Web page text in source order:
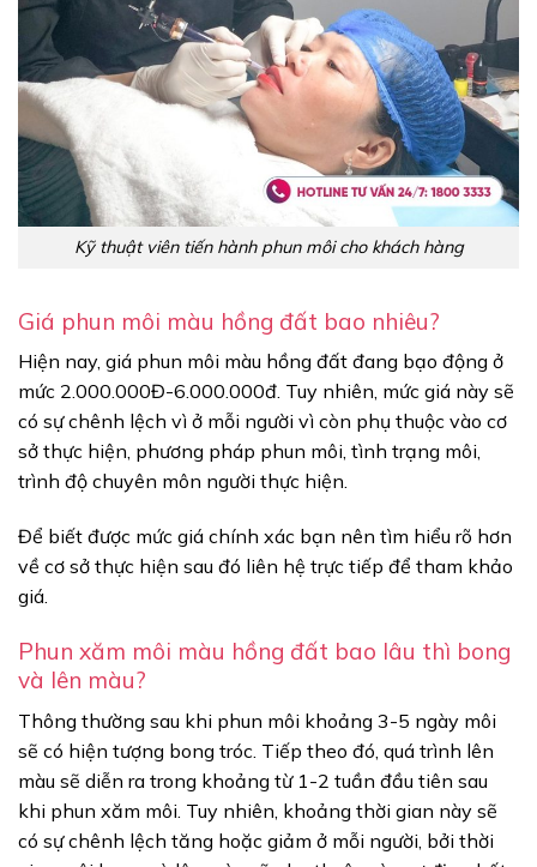
Kỹ thuật viên tiến hành phun môi cho khách hàng
Giá phun môi màu hồng đất bao nhiêu?
Hiện nay, giá phun môi màu hồng đất đang bạo động ở
mức 2.000.000Đ-6.000.000đ. Tuy nhiên, mức giá này sẽ
có sự chênh lệch vì ở mỗi người vì còn phụ thuộc vào cơ
sở thực hiện, phương pháp phun môi, tình trạng môi,
trình độ chuyên môn người thực hiện.
Để biết được mức giá chính xác bạn nên tìm hiểu rõ hơn
về cơ sở thực hiện sau đó liên hệ trực tiếp để tham khảo
giá.
Phun xăm môi màu hồng đất bao lâu thì bong
và lên màu?
Thông thường sau khi phun môi khoảng 3-5 ngày môi
sẽ có hiện tượng bong tróc. Tiếp theo đó, quá trình lên
màu sẽ diễn ra trong khoảng từ 1-2 tuần đầu tiên sau
khi phun xăm môi. Tuy nhiên, khoảng thời gian này sẽ
có sự chênh lệch tăng hoặc giảm ở mỗi người, bởi thời